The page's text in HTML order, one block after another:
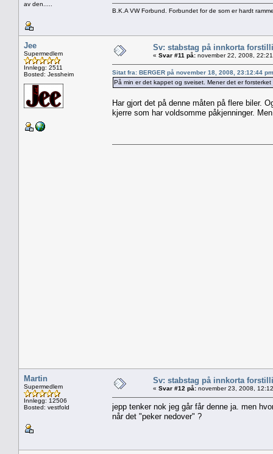
av den.....
B.K.A VW Forbund. Forbundet for de som er hardt
Jee
Supermedlem
Innlegg: 2511
Bosted: Jessheim
Sv: stabstag på innkorta
« Svar #11 på: november 22, 2008,
Sitat fra: BERGER på november 18, 2008, 23:12:44 pm
På min er det kappet og sveiset. Mener det er
Har gjort det på denne måten på flere biler.
kjerre som har voldsomme påkjenninger.
Martin
Supermedlem
Innlegg: 12506
Bosted: vestfold
Sv: stabstag på innkorta
« Svar #12 på: november 23, 2008,
jepp tenker nok jeg går får denne ja. men
når det "peker nedover" ?